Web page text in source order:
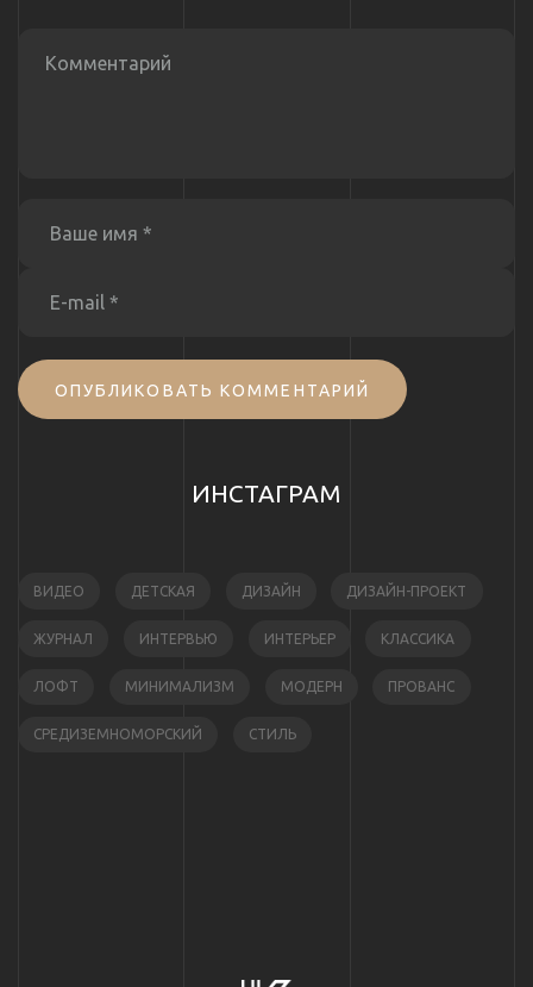
ОПУБЛИКОВАТЬ КОММЕНТАРИЙ
ИНСТАГРАМ
ВИДЕО ДЕТСКАЯ ДИЗАЙН ДИЗАЙН-ПРОЕКТ
ЖУРНАЛ ИНТЕРВЬЮ ИНТЕРЬЕР КЛАССИКА
ЛОФТ МИНИМАЛИЗМ МОДЕРН ПРОВАНС
СРЕДИЗЕМНОМОРСКИЙ СТИЛЬ